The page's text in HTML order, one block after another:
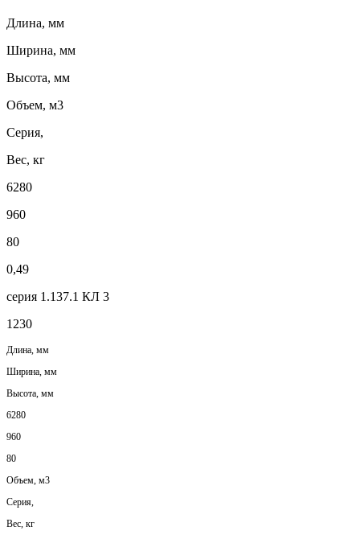
Длина, мм
Ширина, мм
Высота, мм
Объем, м3
Серия,
Вес, кг
6280
960
80
0,49
серия 1.137.1 КЛ 3
1230
Длина, мм
Ширина, мм
Высота, мм
6280
960
80
Объем, м3
Серия,
Вес, кг